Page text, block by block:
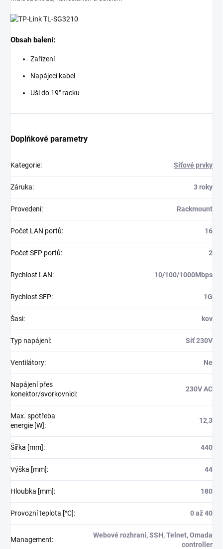
Obsah balení:
Zařízení
Napájecí kabel
Uši do 19" racku
Doplňkové parametry
Kategorie: Síťové prvky
Záruka: 3 roky
Provedení: Rackmount
Počet LAN portů: 16
Počet SFP portů: 2
Rychlost LAN: 10/100/1000Mbps
Rychlost SFP: 1G
Šasi: kov
Typ napájení: Síť 230V
Ventilátory: Ne
Napájení přes
konektor/svorkovnici:
230V AC
Max. spotřeba
energie [W]:
12,3
Šířka [mm]: 440
Výška [mm]: 44
Hloubka [mm]: 180
Provozní teplota [°C]: 0 až 40
Management:
Webové rozhraní, SSH, Telnet, Omada
controller